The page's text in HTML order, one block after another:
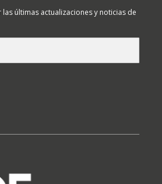
últimas actualizaciones y noticias de